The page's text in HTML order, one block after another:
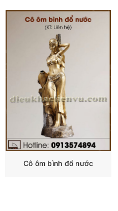
Cô ôm bình đổ nước